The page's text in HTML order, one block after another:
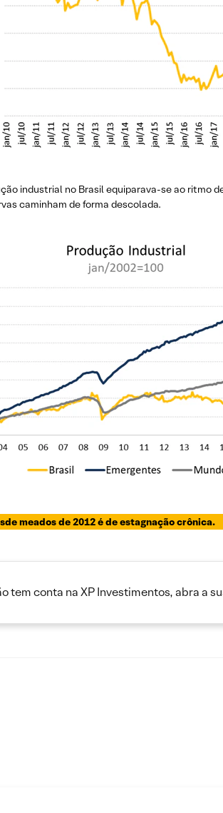
industrial no Brasil equiparava-se ao ritmo
caminham de forma descolada.
meados de 2012 é de estagnação crônica.
tem conta na XP Investimentos, abra a